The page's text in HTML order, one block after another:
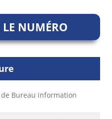
NUMÉRO
Bureau information